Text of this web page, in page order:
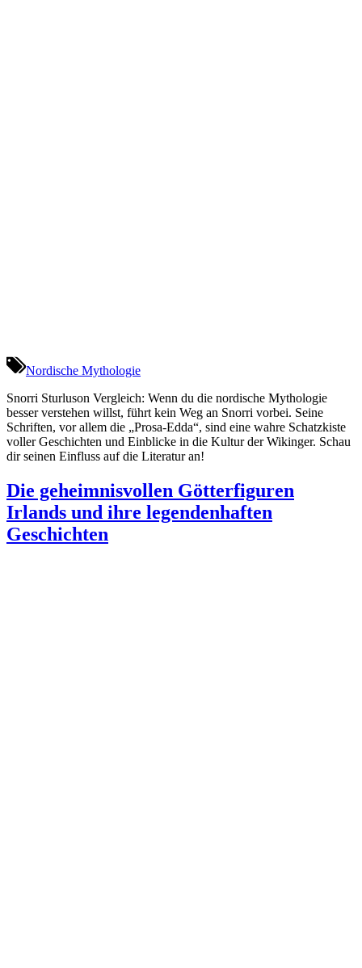
Nordische Mythologie
Snorri Sturluson Vergleich: Wenn du die nordische Mythologie
besser verstehen willst, führt kein Weg an Snorri vorbei. Seine
Schriften, vor allem die „Prosa-Edda“, sind eine wahre Schatzkiste
voller Geschichten und Einblicke in die Kultur der Wikinger. Schau
dir seinen Einfluss auf die Literatur an!
Die geheimnisvollen Götterfiguren
Irlands und ihre legendenhaften
Geschichten